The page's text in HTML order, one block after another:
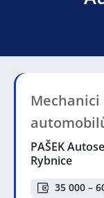
PAŠEK
Rybnice
35 000 –